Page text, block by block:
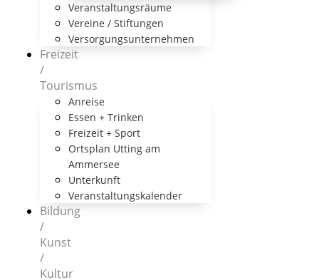
Veranstaltungsräume
Vereine / Stiftungen
Versorgungsunternehmen
Freizeit
/
Tourismus
Anreise
Essen + Trinken
Freizeit + Sport
Ortsplan Utting am
Ammersee
Unterkunft
Veranstaltungskalender
Bildung
/
Kunst
/
Kultur